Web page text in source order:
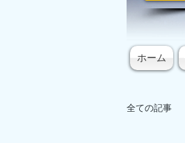
ホーム
全ての記事